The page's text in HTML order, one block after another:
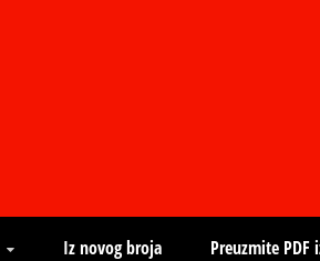
Iz novog broja Preuzmite PDF